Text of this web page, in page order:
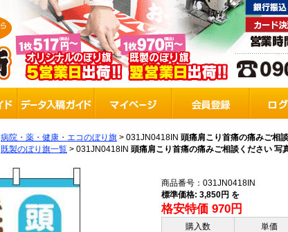
病院・薬・健康・エコのぼり旗 > 031JN0418IN 頭痛肩こり首痛の痛みご相
既製のぼり旗一覧 > 031JN0418IN 頭痛肩こり首痛の痛みご相談ください 写
商品番号：031JN0418IN
標準価格: 3,850円 を
格安特価 970円
購入数
単価